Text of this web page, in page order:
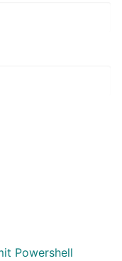
Powershell